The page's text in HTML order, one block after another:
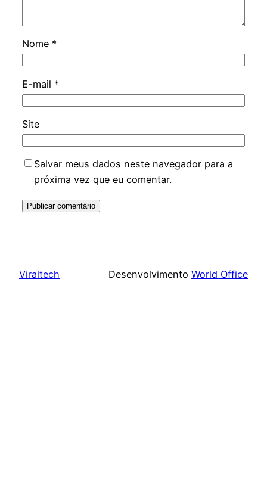
Nome *
E-mail *
Site
Salvar meus dados neste navegador para a
próxima vez que eu comentar.
Viraltech Desenvolvimento World Office